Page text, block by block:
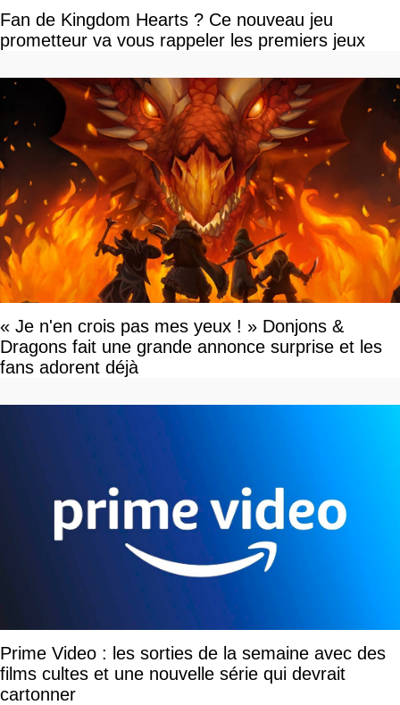
Fan de Kingdom Hearts ? Ce nouveau jeu
prometteur va vous rappeler les premiers jeux
« Je n'en crois pas mes yeux ! » Donjons &
Dragons fait une grande annonce surprise et les
fans adorent déjà
Prime Video : les sorties de la semaine avec des
films cultes et une nouvelle série qui devrait
cartonner